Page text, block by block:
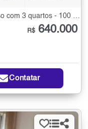
Casa Térrea à Venda no Jardim Paraíso com 3 quartos - 100 m²
R$ 640.000
Contatar